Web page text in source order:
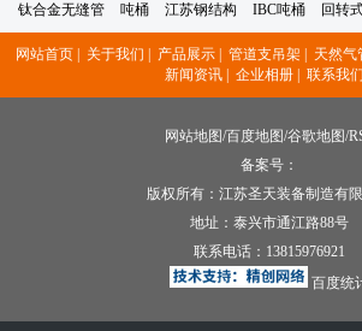
钛合金无缝管
吨桶 江苏钢结构 IBC吨桶 回转
网站首页 | 关于我们 | 产品展示 | 管道支吊架 | 天然气
新闻资讯 |
企业相册 | 联系我们
网站地图/百度地图/谷歌地图/
备案号：
版权所有：江苏圣天装备制造有
地址：泰兴市通江路88号
联系电话： 13815976921
百度统